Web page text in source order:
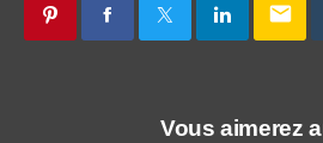
email
Vous aimerez